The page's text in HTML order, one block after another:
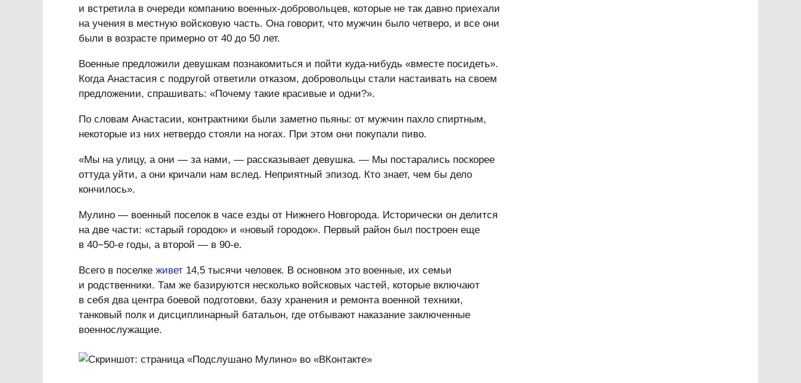
и встретила в очереди компанию военных-добровольцев, которые не так давно приехали
на учения в местную войсковую часть. Она говорит, что мужчин было четверо, и все они
были в возрасте примерно от 40 до 50 лет.
Военные предложили девушкам познакомиться и пойти куда-нибудь «вместе посидеть».
Когда Анастасия с подругой ответили отказом, добровольцы стали настаивать на своем
предложении, спрашивать: «Почему такие красивые и одни?».
По словам Анастасии, контрактники были заметно пьяны: от мужчин пахло спиртным,
некоторые из них нетвердо стояли на ногах. При этом они покупали пиво.
«Мы на улицу, а они — за нами, — рассказывает девушка. — Мы постарались поскорее
оттуда уйти, а они кричали нам вслед. Неприятный эпизод. Кто знает, чем бы дело
кончилось».
Мулино — военный поселок в часе езды от Нижнего Новгорода. Исторически он делится
на две части: «старый городок» и «новый городок». Первый район был построен еще
в 40−50‑е годы, а второй — в 90‑е.
Всего в поселке живет 14,5 тысячи человек. В основном это военные, их семьи
и родственники. Там же базируются несколько войсковых частей, которые включают
в себя два центра боевой подготовки, базу хранения и ремонта военной техники,
танковый полк и дисциплинарный батальон, где отбывают наказание заключенные
военнослужащие.